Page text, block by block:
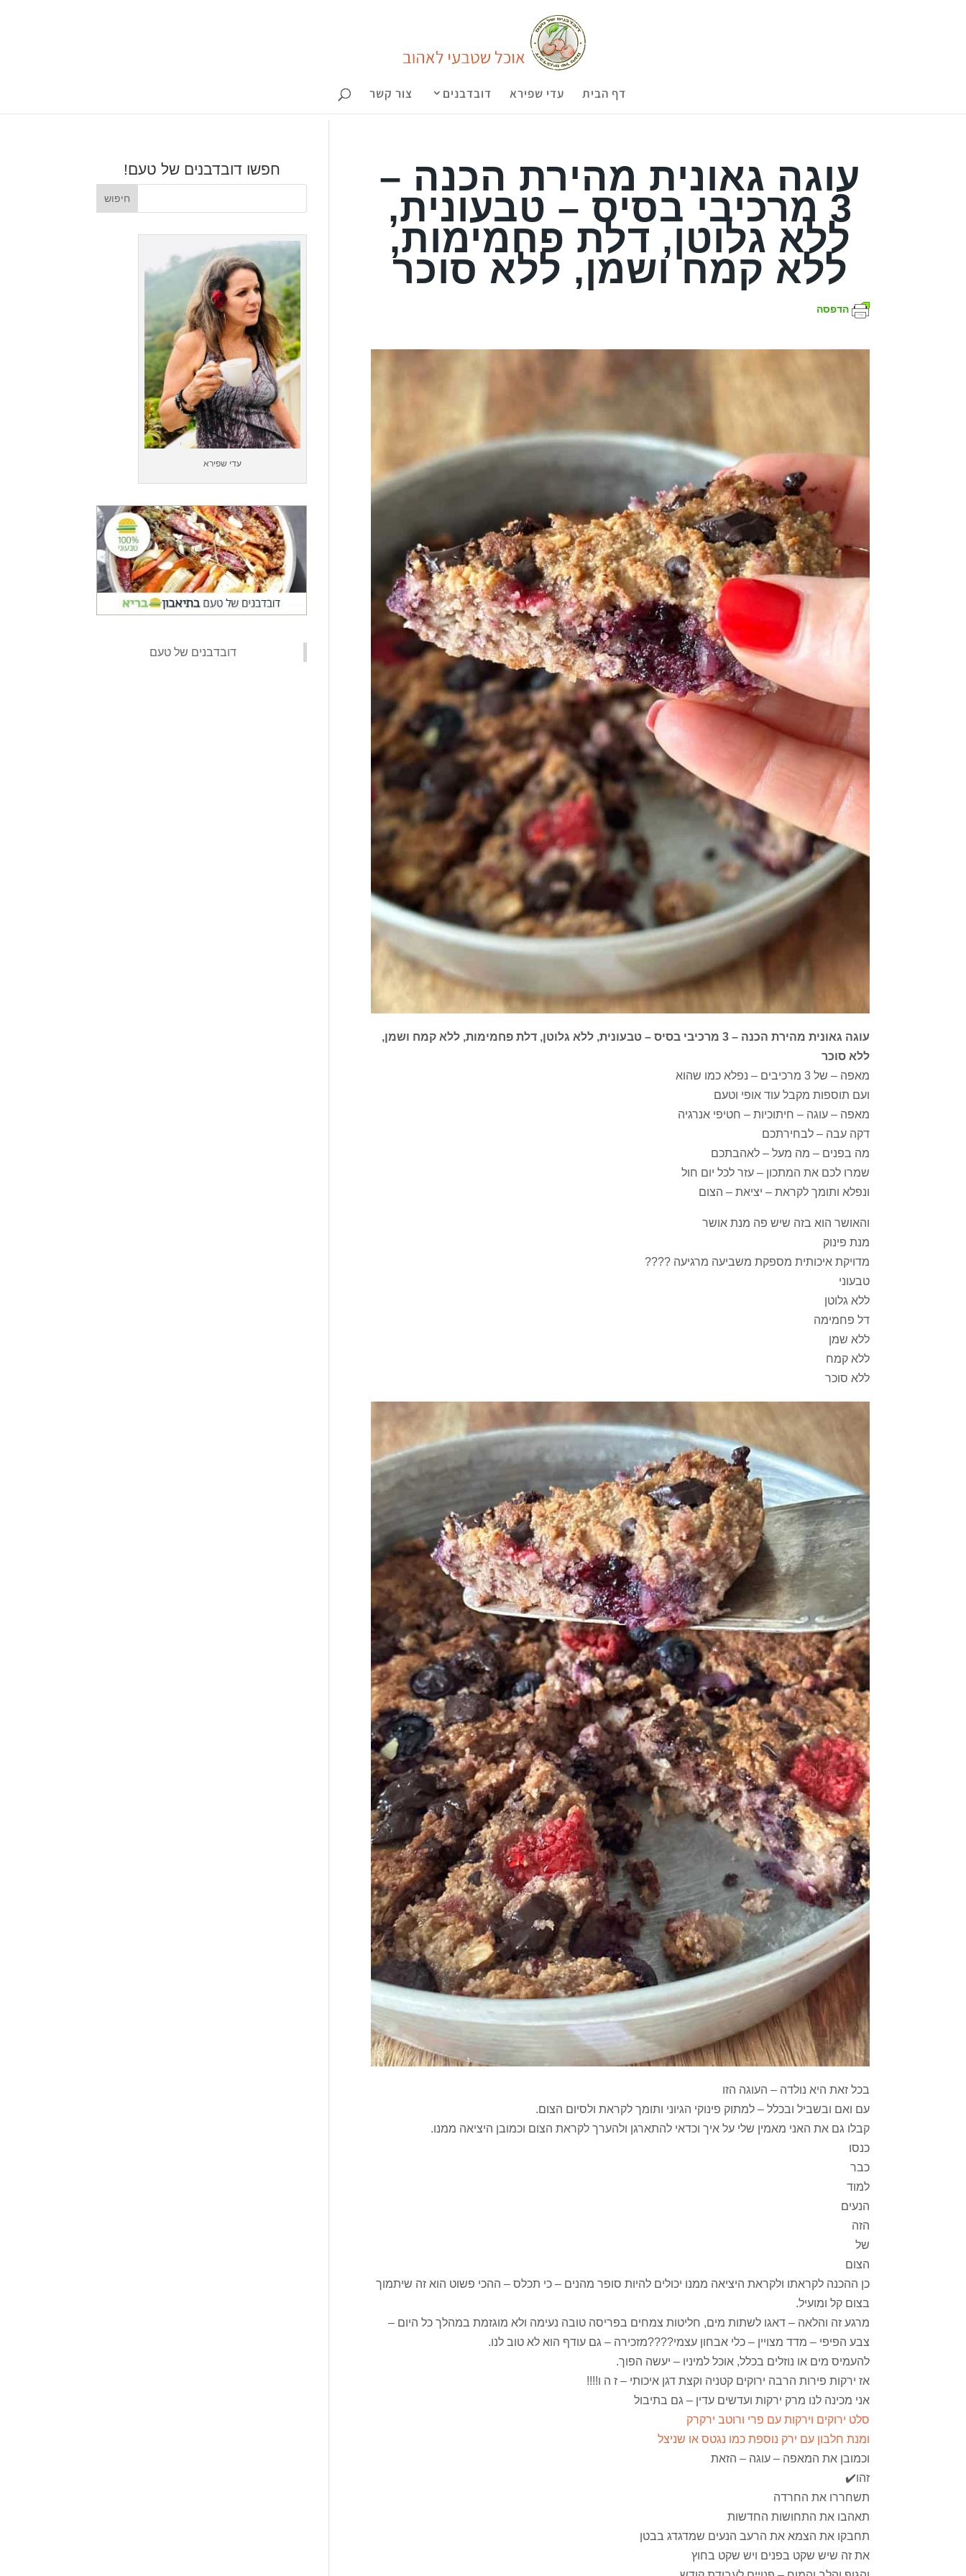
דף הבית עדי שפירא דובדבנים צור קשר
עוגה גאונית מהירת הכנה –
3 מרכיבי בסיס – טבעונית,
ללא גלוטן, דלת פחמימות,
ללא קמח ושמן, ללא סוכר
הדפסה
עוגה גאונית מהירת הכנה – 3 מרכיבי בסיס – טבעונית, ללא גלוטן, דלת פחמימות, ללא קמח ושמן,
ללא סוכר
מאפה – של 3 מרכיבים – נפלא כמו שהוא
ועם תוספות מקבל עוד אופי וטעם
מאפה – עוגה – חיתוכיות – חטיפי אנרגיה
דקה עבה – לבחירתכם
מה בפנים – מה מעל – לאהבתכם
שמרו לכם את המתכון – עזר לכל יום חול
ונפלא ותומך לקראת – יציאת – הצום
והאושר הוא בזה שיש פה מנת אושר
מנת פינוק
מדויקת איכותית מספקת משביעה מרגיעה ????
טבעוני
ללא גלוטן
דל פחמימה
ללא שמן
ללא קמח
ללא סוכר
בכל זאת היא נולדה – העוגה הזו
עם ואם ובשביל ובכלל – למתוק פינוקי הגיוני ותומך לקראת ולסיום הצום.
קבלו גם את האני מאמין שלי על איך וכדאי להתארגן ולהערך לקראת הצום וכמובן היציאה ממנו.
כנסו
כבר
למוד
הנעים
הזה
של
הצום
כן ההכנה לקראתו ולקראת היציאה ממנו יכולים להיות סופר מהנים – כי תכלס – ההכי פשוט הוא זה שיתמוך
בצום קל ומועיל.
מרגע זה והלאה – דאגו לשתות מים, חליטות צמחים בפריסה טובה נעימה ולא מוגזמת במהלך כל היום –
צבע הפיפי – מדד מצויין – כלי אבחון עצמי????מזכירה – גם עודף הוא לא טוב לנו.
להעמיס מים או נוזלים בכלל, אוכל למיניו – יעשה הפוך.
אז ירקות פירות הרבה ירוקים קטניה וקצת דגן איכותי – ז ה ו!!!!
אני מכינה לנו מרק ירקות ועדשים עדין – גם בתיבול
סלט ירוקים וירקות עם פרי ורוטב ירקרק
ומנת חלבון עם ירק נוספת כמו נגטס או שניצל
וכמובן את המאפה – עוגה – הזאת
זהו✔️
תשחררו את החרדה
תאהבו את התחושות החדשות
תחבקו את הצמא את הרעב הנעים שמדגדג בבטן
את זה שיש שקט בפנים ויש שקט בחוץ
חפשו דובדבנים של טעם!
עדי שפירא
‏דובדבנים של טעם‏